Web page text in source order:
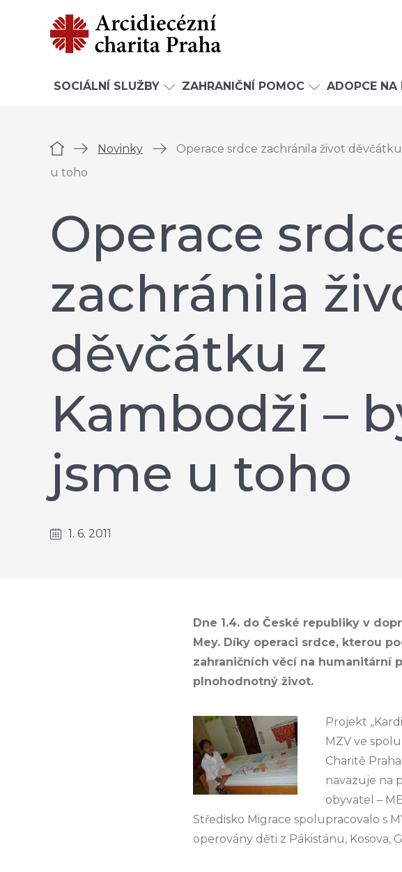
SOCIÁLNÍ SLUŽBY ZAHRANIČNÍ POMOC ADOPCE NA
Úvod Novinky
Operace srdce zachránila život
u toho
Operace
zachránila
děvčátku z
Kambodži –
jsme u toho
1. 6. 2011
Dne 1.4. do České republiky v
Mey. Díky operaci srdce, kterou
zahraničních věcí na humanitární
plnohodnotný život.
Projekt
MZV ve
Charitě
navazuje na
obyvatel –
Středisko Migrace spolupracovalo s
operovány děti z Pákistánu, Kosova,